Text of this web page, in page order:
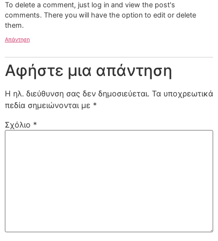
To delete a comment, just log in and view the post's
comments. There you will have the option to edit or delete
them.
Απάντηση
Αφήστε μια απάντηση
Η ηλ. διεύθυνση σας δεν δημοσιεύεται. Τα υποχρεωτικά
πεδία σημειώνονται με *
Σχόλιο *